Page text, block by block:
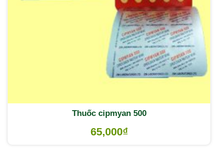
Thuốc cipmyan 500
65,000₫